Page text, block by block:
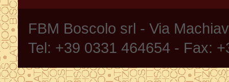
FBM Boscolo srl - Via
Tel: +39 0331 464654 - Fax: